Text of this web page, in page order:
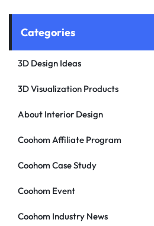
Categories
3D Design Ideas
3D Visualization Products
About Interior Design
Coohom Affiliate Program
Coohom Case Study
Coohom Event
Coohom Industry News